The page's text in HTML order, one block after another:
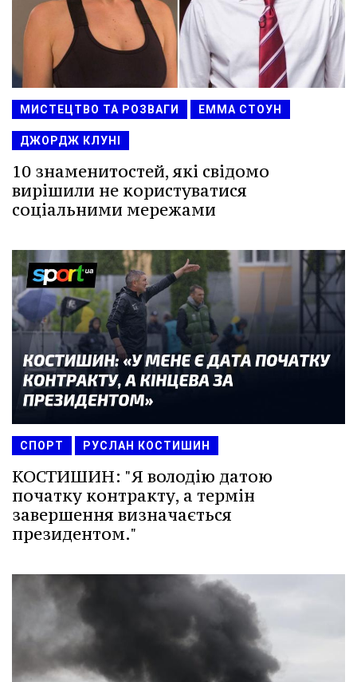
МИСТЕЦТВО ТА РОЗВАГИ ЕММА СТОУН
ДЖОРДЖ КЛУНІ
10 знаменитостей, які свідомо
вирішили не користуватися
соціальними мережами
СПОРТ РУСЛАН КОСТИШИН
КОСТИШИН: "Я володію датою
початку контракту, а термін
завершення визначається
президентом."